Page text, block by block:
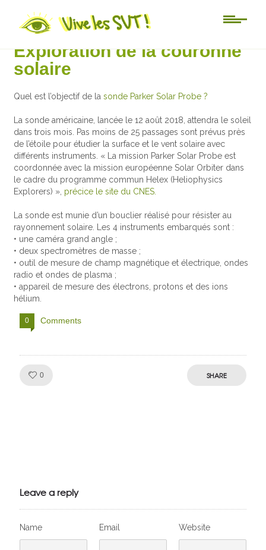
Actu-sciences
Exploration de la couronne
solaire
Quel est l’objectif de lasonde Parker Solar Probe ?
La sonde américaine, lancée le 12 août 2018, attendra le soleil
dans trois mois. Pas moins de 25 passages sont prévus près
de l’étoile pour étudier la surface et le vent solaire avec
différents instruments. « La mission Parker Solar Probe est
coordonnée avec la mission européenne Solar Orbiter dans
le cadre du programme commun Helex (Heliophysics
Explorers) », précice le site du CNES.
La sonde est munie d’un bouclier réalisé pour résister au
rayonnement solaire. Les 4 instruments embarqués sont :
• une caméra grand angle ;
• deux spectromètres de masse ;
• outil de mesure de champ magnétique et électrique, ondes
radio et ondes de plasma ;
• appareil de mesure des électrons, protons et des ions
hélium.
0 Comments
0 SHARE
Leave a reply
Name Email Website